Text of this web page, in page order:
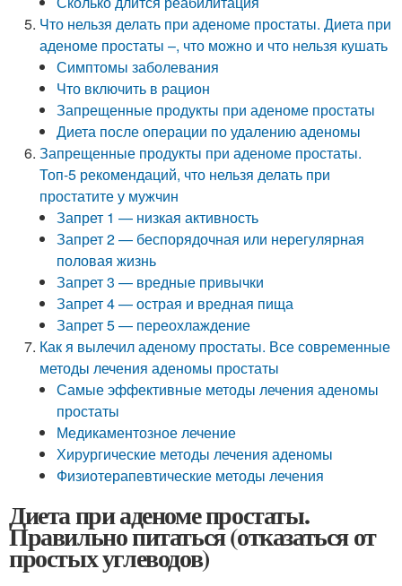
Что нельзя делать при аденоме простаты. Диета при
аденоме простаты –, что можно и что нельзя кушать
Симптомы заболевания
Что включить в рацион
Запрещенные продукты при аденоме простаты
Диета после операции по удалению аденомы
Запрещенные продукты при аденоме простаты.
Топ-5 рекомендаций, что нельзя делать при
простатите у мужчин
Запрет 1 — низкая активность
Запрет 2 — беспорядочная или нерегулярная
половая жизнь
Запрет 3 — вредные привычки
Запрет 4 — острая и вредная пища
Запрет 5 — переохлаждение
Как я вылечил аденому простаты. Все современные
методы лечения аденомы простаты
Самые эффективные методы лечения аденомы
простаты
Медикаментозное лечение
Хирургические методы лечения аденомы
Физиотерапевтические методы лечения
Диета при аденоме простаты.
Правильно питаться (отказаться от
простых углеводов)